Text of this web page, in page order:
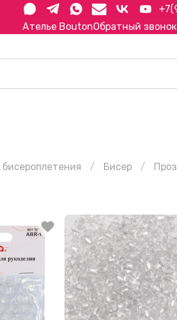
Ателье BoutonОбратный звонок
Бисер